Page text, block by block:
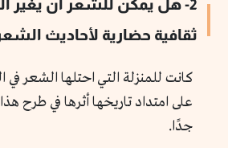
2- هل يمكن للشعر أن يغير
ثقافية حضارية لأحاديث
كانت للمنزلة التي احتلها الشعر في
على امتداد تاريخها أثرها في طرح
جدًا.